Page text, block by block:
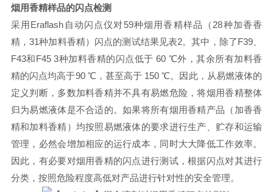
烟用香精样品的闪点检测
采用 Eraflash 自动闪点仪对59种烟用香精样品（ 28种加香香
精，31种加料香精）闪点的测试结果见表2。其中，除了F39、
F43和F45 3种加料香精的闪点低于60 ℃外，其余所有加料香
精的闪点均高于90 ℃ ，甚至高于 150 ℃。因此，从易燃液体的
定义判断，多数加料香精并不具有易燃危险，将烟用香精整体
归为易燃液体是不合适的。如果将所有烟用香精产品（加香香
精和加料香精）均按照易燃液体的要求进行生产、贮存和运输
管理，必然会增加相应的运行成本，同时大大降低工作效率。
因此，有必要对烟用香精的闪点进行测试，根据闪点对其进行
分类，按照危险程度高低对产品进行针对性的安全管理。